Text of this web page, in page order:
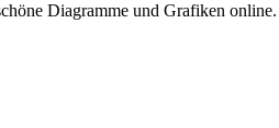
Diagramme und Grafiken